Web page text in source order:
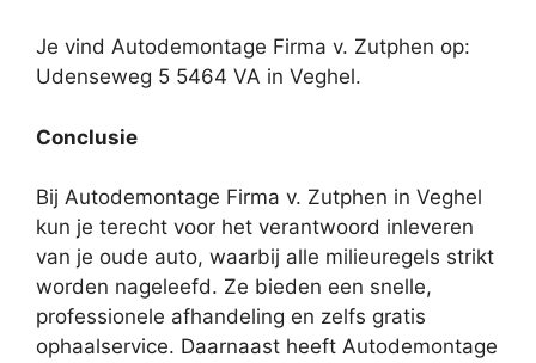
Je vind Autodemontage Firma v. Zutphen op:
Udenseweg 5 5464 VA in Veghel.
Conclusie
Bij Autodemontage Firma v. Zutphen in Veghel
kun je terecht voor het verantwoord inleveren
van je oude auto, waarbij alle milieuregels strikt
worden nageleefd. Ze bieden een snelle,
professionele afhandeling en zelfs gratis
ophaalservice. Daarnaast heeft Autodemontage